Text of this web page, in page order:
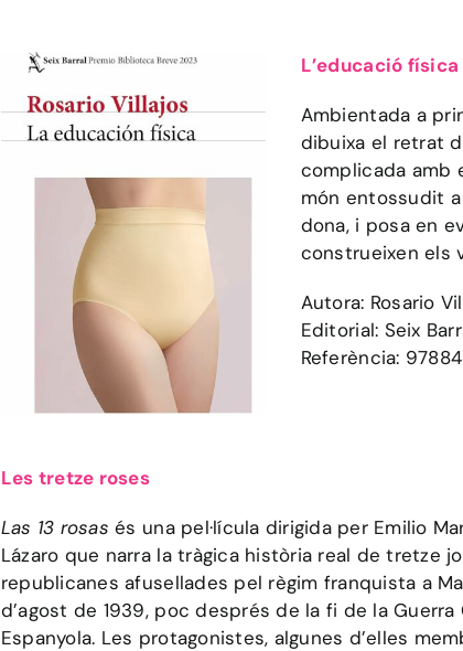
L’educació física
Ambientada a
dibuixa el retrat
complicada amb
món entossudit
dona, i posa en
construeixen els
Autora: Rosario
Editorial: Seix
Referència:
Les tretze roses
Las 13 rosas és una pel·lícula dirigida per Emilio
Lázaro que narra la tràgica història real de tretze
republicanes afusellades pel règim franquista a
d’agost de 1939, poc després de la fi de la Guerra
Espanyola. Les protagonistes, algunes d’elles